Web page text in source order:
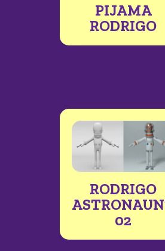
PIJAMA
RODRIGO
RODRIGO
02